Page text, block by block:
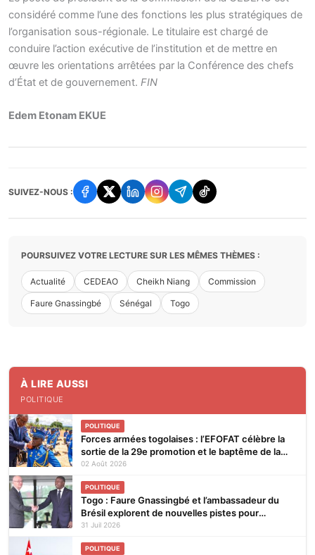
considéré comme l’une des fonctions les plus stratégiques de
l’organisation sous-régionale. Le titulaire est chargé de
conduire l’action exécutive de l’institution et de mettre en
œuvre les orientations arrêtées par la Conférence des chefs
d’État et de gouvernement. FIN
Edem Etonam EKUE
SUIVEZ-NOUS :
POURSUIVEZ VOTRE LECTURE SUR LES MÊMES THÈMES :
Actualité CEDEAO Cheikh Niang Commission
Faure Gnassingbé Sénégal Togo
À LIRE AUSSI
POLITIQUE
POLITIQUE
Forces armées togolaises : l’EFOFAT célèbre la
sortie de la 29e promotion et le baptême de la
30e
02 Août 2026
POLITIQUE
Togo : Faure Gnassingbé et l’ambassadeur du
Brésil explorent de nouvelles pistes pour
renforcer la coopération bilatérale
31 Juil 2026
POLITIQUE